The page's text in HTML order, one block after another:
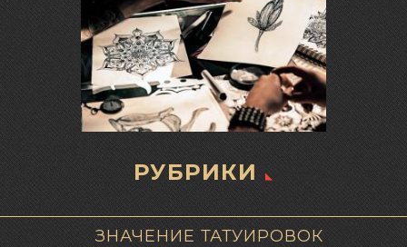
РУБРИКИ
ЗНАЧЕНИЕ ТАТУИРОВОК